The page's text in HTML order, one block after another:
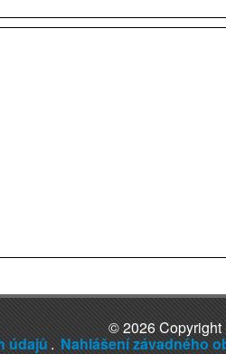
© 2026 Copyright
údajů . Nahlášení závadného